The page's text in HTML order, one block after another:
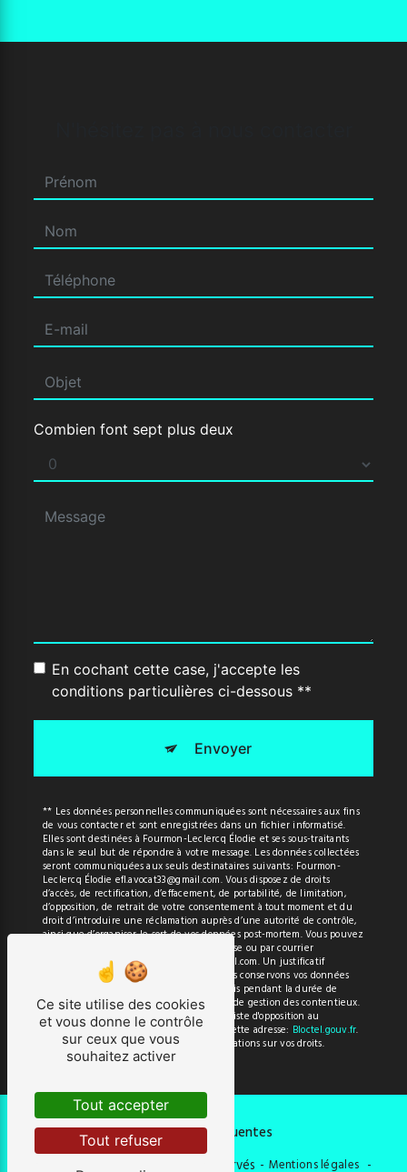
Combien font sept plus deux
En cochant cette case, j'accepte les
conditions particulières ci-dessous **
Envoyer
** Les données personnelles communiquées sont nécessaires aux fins
de vous contacter et sont enregistrées dans un fichier informatisé.
Elles sont destinées à Fourmon-Leclercq Élodie et ses sous-traitants
dans le seul but de répondre à votre message. Les données collectées
seront communiquées aux seuls destinataires suivants: Fourmon-
Leclercq Élodie efl.avocat33@gmail.com. Vous disposez de droits
d’accès, de rectification, d’effacement, de portabilité, de limitation,
d’opposition, de retrait de votre consentement à tout moment et du
droit d’introduire une réclamation auprès d’une autorité de contrôle,
ainsi que d’organiser le sort de vos données post-mortem. Vous pouvez
exercer ces droits par voie postale à l'adresse ou par courrier
électronique à l'adresse efl.avocat33@gmail.com. Un justificatif
d'identité pourra vous être demandé. Nous conservons vos données
pendant la période de prise de contact puis pendant la durée de
prescription légale aux fins probatoires et de gestion des contentieux.
Vous avez le droit de vous inscrire sur la liste d'opposition au
démarchage téléphonique, disponible à cette adresse: Bloctel.gouv.fr.
Consultez le site cnil.fr pour plus d’informations sur vos droits.
Recherches fréquentes
- 2026 - Tous droits réservés - Mentions légales -
Ce site utilise des cookies
et vous donne le contrôle
sur ceux que vous
souhaitez activer
Tout accepter
Tout refuser